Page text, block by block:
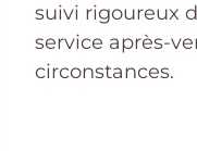
suivi rigoureux
service après-
circonstances.